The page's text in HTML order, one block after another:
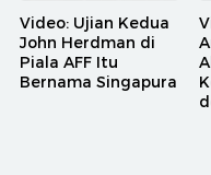
Video: Ujian Kedua
John Herdman di
Piala AFF Itu
Bernama Singapura